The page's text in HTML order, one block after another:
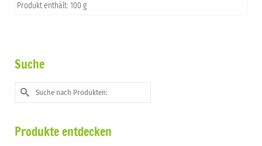
Produkt enthält: 100 g
Suche
Suche
nach:
Produkte entdecken